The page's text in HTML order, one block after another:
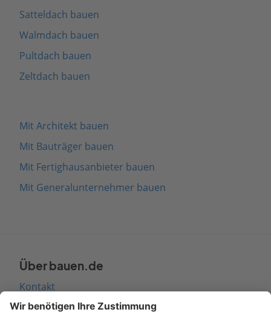
Satteldach bauen
Walmdach bauen
Pultdach bauen
Zeltdach bauen
Mit Architekt bauen
Mit Bauträger bauen
Mit Fertighausanbieter bauen
Mit Generalunternehmer bauen
Über bauen.de
Kontakt
Seitenaufbau